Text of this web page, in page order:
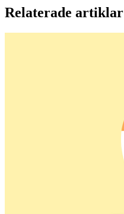
Relaterade artiklar